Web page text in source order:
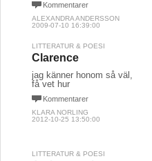
Kommentarer
ALEXANDRA ANDERSSON
2009-07-10 16:39:00
LITTERATUR & POESI
Clarence
jag känner honom så väl,
få vet hur
Kommentarer
KLARA NORLING
2012-10-25 13:50:00
LITTERATUR & POESI